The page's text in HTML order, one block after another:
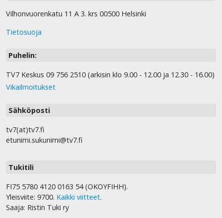
Vilhonvuorenkatu 11 A 3. krs 00500 Helsinki
Tietosuoja
Puhelin:
TV7 Keskus 09 756 2510 (arkisin klo 9.00 - 12.00 ja 12.30 - 16.00)
Vikailmoitukset
Sähköposti
tv7(at)tv7.fi
etunimi.sukunimi@tv7.fi
Tukitili
FI75 5780 4120 0163 54 (OKOYFIHH).
Yleisviite: 9700. Kaikki viitteet.
Saaja: Ristin Tuki ry